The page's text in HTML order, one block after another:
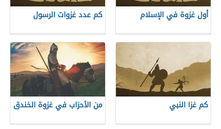
أول غزوة في الإسلام كم عدد غزوات الرسول
كم غزا النبي من الأحزاب في غزوة الخندق